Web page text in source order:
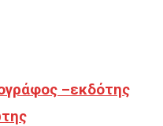
–εκδότης